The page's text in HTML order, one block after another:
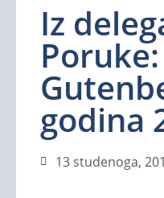
Iz
Poruke:
godina
13 studenoga,